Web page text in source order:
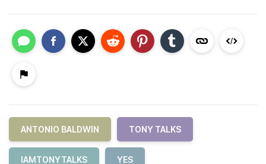
ANTONIO BALDWIN TONY TALKS
IAMTONYTALKS YES